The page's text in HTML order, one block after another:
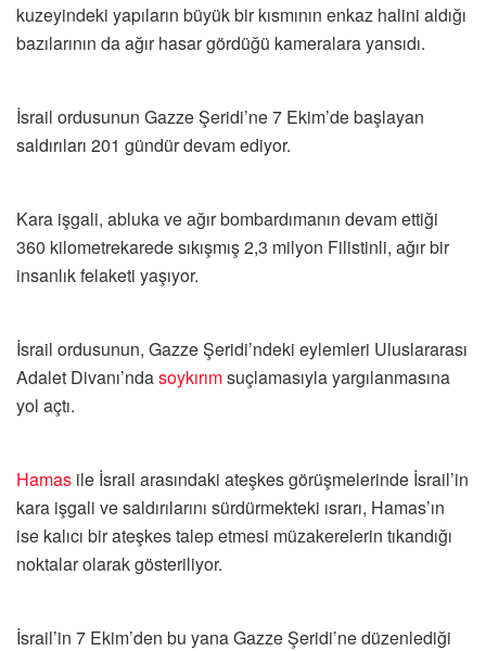
kuzeyindeki yapıların büyük bir kısmının enkaz halini aldığı
bazılarının da ağır hasar gördüğü kameralara yansıdı.
İsrail ordusunun Gazze Şeridi’ne 7 Ekim’de başlayan
saldırıları 201 gündür devam ediyor.
Kara işgali, abluka ve ağır bombardımanın devam ettiği
360 kilometrekarede sıkışmış 2,3 milyon Filistinli, ağır bir
insanlık felaketi yaşıyor.
İsrail ordusunun, Gazze Şeridi’ndeki eylemleri Uluslararası
Adalet Divanı’ndasoykırımsuçlamasıyla yargılanmasına
yol açtı.
Hamas ile İsrail arasındaki ateşkes görüşmelerinde İsrail’in
kara işgali ve saldırılarını sürdürmekteki ısrarı, Hamas’ın
ise kalıcı bir ateşkes talep etmesi müzakerelerin tıkandığı
noktalar olarak gösteriliyor.
İsrail’in 7 Ekim’den bu yana Gazze Şeridi’ne düzenlediği